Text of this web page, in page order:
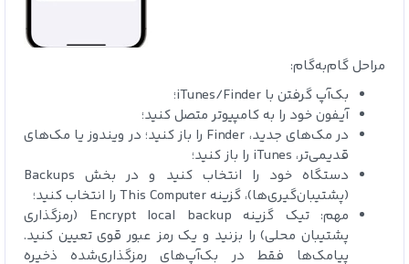
مراحل گام‌به‌گام:
بک‌آپ گرفتن با iTunes/Finder؛
آیفون خود را به کامپیوتر متصل کنید؛
در مک‌های جدید، Finder را باز کنید؛ در ویندوز یا مک‌های
قدیمی‌تر، iTunes را باز کنید؛
دستگاه خود را انتخاب کنید و در بخش Backups
(پشتیبان‌گیری‌ها)، گزینه This Computer را انتخاب کنید؛
مهم: تیک گزینه Encrypt local backup (رمزگذاری
پشتیبان محلی) را بزنید و یک رمز عبور قوی تعیین کنید.
پیامک‌ها فقط در بک‌آپ‌های رمزگذاری‌شده ذخیره